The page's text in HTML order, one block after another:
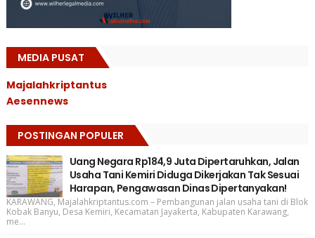
MEDIA PUSAT
Majalahkriptantus
Aesennews
POSTINGAN POPULER
Uang Negara Rp184,9 Juta Dipertaruhkan, Jalan
Usaha Tani Kemiri Diduga Dikerjakan Tak Sesuai
Harapan, Pengawasan Dinas Dipertanyakan!
KARAWANG, Majalahkriptantus.com – Pembangunan jalan usaha tani di Blok
Kobak Banyu, Desa Kemiri, Kecamatan Jayakerta, Kabupaten Karawang,
me...